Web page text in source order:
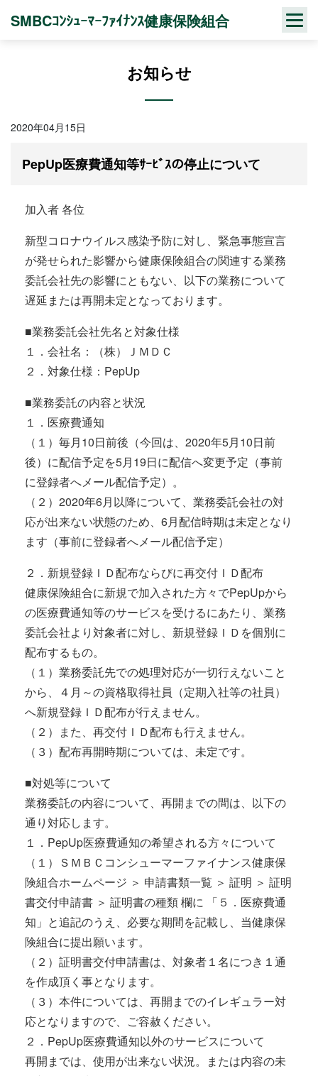
SMBCｺﾝｼｭｰﾏｰﾌｧｲﾅﾝｽ健康保険組合
お知らせ
2020年04月15日
PepUp医療費通知等ｻｰﾋﾞｽの停止について
加入者 各位
新型コロナウイルス感染予防に対し、緊急事態宣言
が発せられた影響から健康保険組合の関連する業務
委託会社先の影響にともない、以下の業務について
遅延または再開未定となっております。
■業務委託会社先名と対象仕様
１．会社名：（株）ＪＭＤＣ
２．対象仕様：PepUp
■業務委託の内容と状況
１．医療費通知
（１）毎月10日前後（今回は、2020年5月10日前
後）に配信予定を5月19日に配信へ変更予定（事前
に登録者へメール配信予定）。
（２）2020年6月以降について、業務委託会社の対
応が出来ない状態のため、6月配信時期は未定となり
ます（事前に登録者へメール配信予定）
２．新規登録ＩＤ配布ならびに再交付ＩＤ配布
健康保険組合に新規で加入された方々でPepUpから
の医療費通知等のサービスを受けるにあたり、業務
委託会社より対象者に対し、新規登録ＩＤを個別に
配布するもの。
（１）業務委託先での処理対応が一切行えないこと
から、４月～の資格取得社員（定期入社等の社員）
へ新規登録ＩＤ配布が行えません。
（２）また、再交付ＩＤ配布も行えません。
（３）配布再開時期については、未定です。
■対処等について
業務委託の内容について、再開までの間は、以下の
通り対応します。
１．PepUp医療費通知の希望される方々について
（１）ＳＭＢＣコンシューマーファイナンス健康保
険組合ホームページ ＞ 申請書類一覧 ＞ 証明 ＞ 証明
書交付申請書 ＞ 証明書の種類 欄に 「５．医療費通
知」と追記のうえ、必要な期間を記載し、当健康保
険組合に提出願います。
（２）証明書交付申請書は、対象者１名につき１通
を作成頂く事となります。
（３）本件については、再開までのイレギュラー対
応となりますので、ご容赦ください。
２．PepUp医療費通知以外のサービスについて
再開までは、使用が出来ない状況。または内容の未